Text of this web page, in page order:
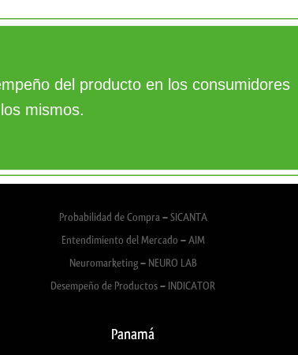
del producto en los consumidores
mismos.
Probabilidad de Compra – SICANTA
Entendimiento del Mercado – AIM
Neuromarketing – NEURO LAB
Desempeño de Productos – INDICATOR
Panamá